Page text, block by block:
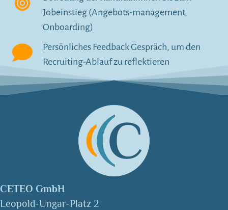
Jobeinstieg (Angebots-management,
Onboarding)
Persönliches Feedback Gespräch, um den
Recruiting-Ablauf zu reflektieren
CETEO GmbH
Leopold-Ungar-Platz 2